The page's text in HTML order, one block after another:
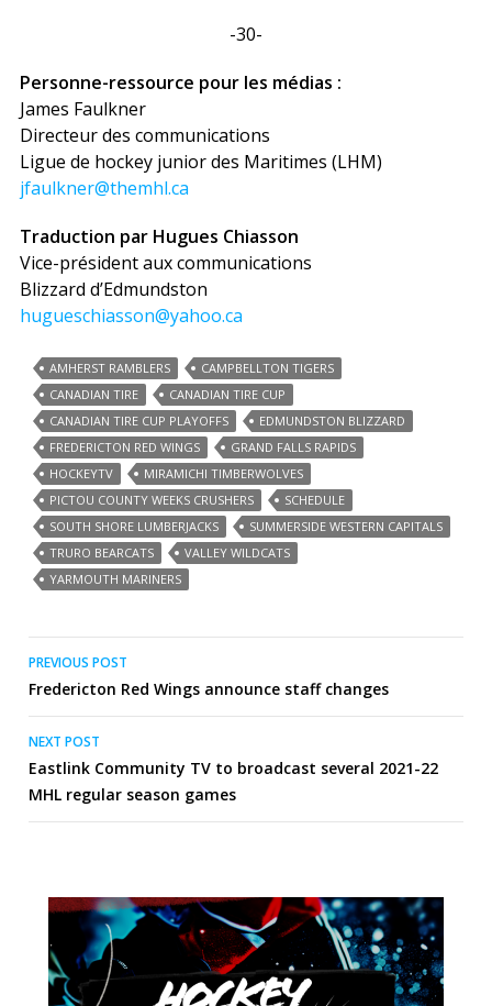
-30-
Personne-ressource pour les médias :
James Faulkner
Directeur des communications
Ligue de hockey junior des Maritimes (LHM)
jfaulkner@themhl.ca
Traduction par Hugues Chiasson
Vice-président aux communications
Blizzard d’Edmundston
hugueschiasson@yahoo.ca
AMHERST RAMBLERS
CAMPBELLTON TIGERS
CANADIAN TIRE
CANADIAN TIRE CUP
CANADIAN TIRE CUP PLAYOFFS
EDMUNDSTON BLIZZARD
FREDERICTON RED WINGS
GRAND FALLS RAPIDS
HOCKEYTV
MIRAMICHI TIMBERWOLVES
PICTOU COUNTY WEEKS CRUSHERS
SCHEDULE
SOUTH SHORE LUMBERJACKS
SUMMERSIDE WESTERN CAPITALS
TRURO BEARCATS
VALLEY WILDCATS
YARMOUTH MARINERS
Post
navigation
PREVIOUS POST
Fredericton Red Wings announce staff changes
NEXT POST
Eastlink Community TV to broadcast several 2021-22
MHL regular season games